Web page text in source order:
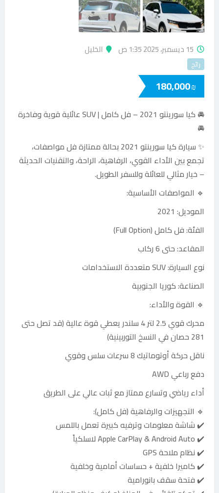
15 ديسمبر، 2025 1:35 ص الخليل
رائج
180,000₪
🚘 كيا سورينتو 2021 – فل كامل | SUV عائلية قوية وفاخرة
🚘
✨ سيارة كيا سورينتو 2021 بحالة ممتازة فل مواصفات،
تجمع بين الأداء القوي، الرفاهية، الراحة، والتقنيات الحديثة
– خيار مثالي للعائلة وللسفر الطويل.
🔹 المواصفات الأساسية:
الموديل: 2021
الفئة: فل كامل (Full Option)
المقاعد: حتى 6 ركاب
نوع السيارة: SUV متعددة الاستخدامات
الصناعة: كوريا الجنوبية
🔹 القوة والأداء:
محرك قوي 2.5 لتر 4 سلندر يعطي قوة عالية (قد تصل حتى
281 حصان في النسخ التوربينية)
ناقل حركة أوتوماتيك 8 سرعات سلس وقوي
دفع رباعي AWD
أداء رياضي وتسارع ممتاز مع ثبات عالي على الطريق
🔹 التجهيزات والرفاهية (فل كامل):
✔️ شاشة معلومات وترفيه كبيرة تعمل باللمس
✔️ Apple CarPlay & Android Auto لاسلكياً
✔️ نظام ملاحة GPS
✔️ كاميرا خلفية + حساسات أمامية وخلفية
✔️ فتحة سقف بانورامية